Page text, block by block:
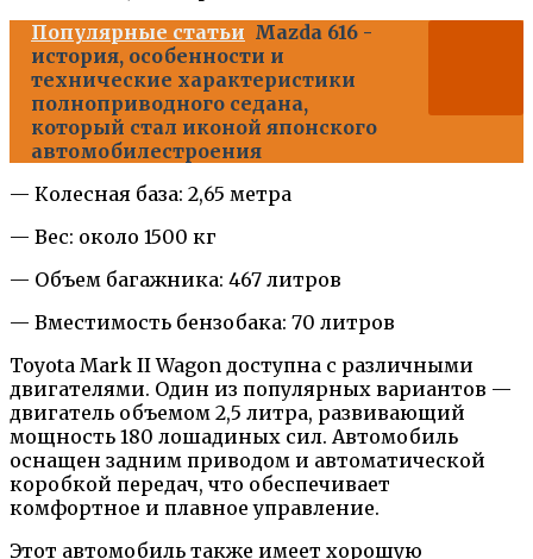
Популярные статьи Mazda 616 -
история, особенности и
технические характеристики
полноприводного седана,
который стал иконой японского
автомобилестроения
— Колесная база: 2,65 метра
— Вес: около 1500 кг
— Объем багажника: 467 литров
— Вместимость бензобака: 70 литров
Toyota Mark II Wagon доступна с различными
двигателями. Один из популярных вариантов —
двигатель объемом 2,5 литра, развивающий
мощность 180 лошадиных сил. Автомобиль
оснащен задним приводом и автоматической
коробкой передач, что обеспечивает
комфортное и плавное управление.
Этот автомобиль также имеет хорошую